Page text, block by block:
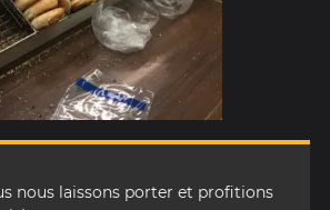
nous laissons porter et profitions